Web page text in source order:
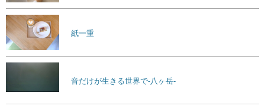
紙一重
音だけが生きる世界で-八ヶ岳-